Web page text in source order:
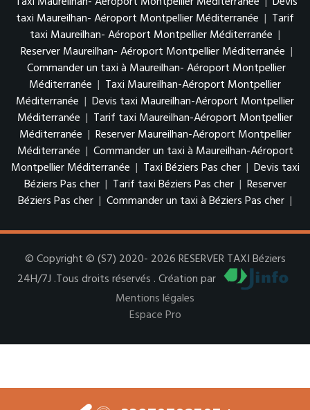
taxi Maureilhan- Aéroport Montpellier Méditerranée | Tarif
taxi Maureilhan- Aéroport Montpellier Méditerranée |
Reserver Maureilhan- Aéroport Montpellier Méditerranée |
Commander un taxi à Maureilhan- Aéroport Montpellier
Méditerranée | Taxi Maureilhan-Aéroport Montpellier
Méditerranée | Devis taxi Maureilhan-Aéroport Montpellier
Méditerranée | Tarif taxi Maureilhan-Aéroport Montpellier
Méditerranée | Reserver Maureilhan-Aéroport Montpellier
Méditerranée | Commander un taxi à Maureilhan-Aéroport
Montpellier Méditerranée | Taxi Béziers Pas cher | Devis taxi
Béziers Pas cher | Tarif taxi Béziers Pas cher | Reserver
Béziers Pas cher | Commander un taxi à Béziers Pas cher |
© Copyright © (S7) 2020- 2026 RESERVER TAXI Béziers
24H/7J .Tous droits réservés . Création par
Mentions légales
Espace Pro